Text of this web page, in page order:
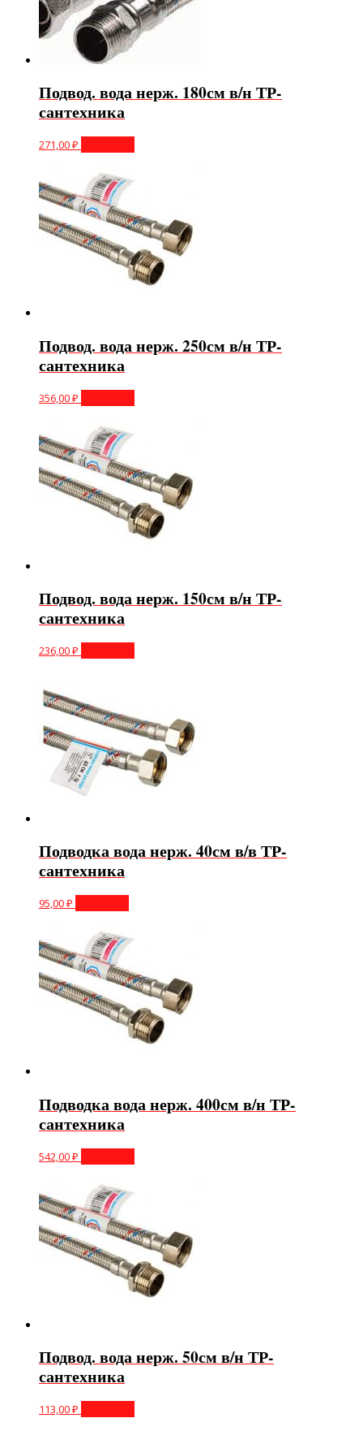
Подвод. вода нерж. 180см в/н ТР-
сантехника
271,00₽
Подвод. вода нерж. 250см в/н ТР-
сантехника
356,00₽
Подвод. вода нерж. 150см в/н ТР-
сантехника
236,00₽
Подводка вода нерж. 40см в/в ТР-
сантехника
95,00₽
Подводка вода нерж. 400см в/н ТР-
сантехника
542,00₽
Подвод. вода нерж. 50см в/н ТР-
сантехника
113,00₽